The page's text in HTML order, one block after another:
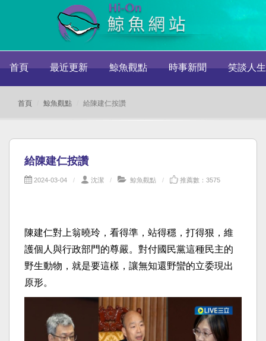
首頁 最近更新 鯨魚觀點 時事新聞 笑談人生
首頁 鯨魚觀點 給陳建仁按讚
給陳建仁按讚
2024-03-04 沈潔 鯨魚觀點 推薦數：3575
陳建仁對上翁曉玲，看得準，站得穩，打得狠，維
護個人與行政部門的尊嚴。對付國民黨這種民主的
野生動物，就是要這樣，讓無知還野蠻的立委現出
原形。